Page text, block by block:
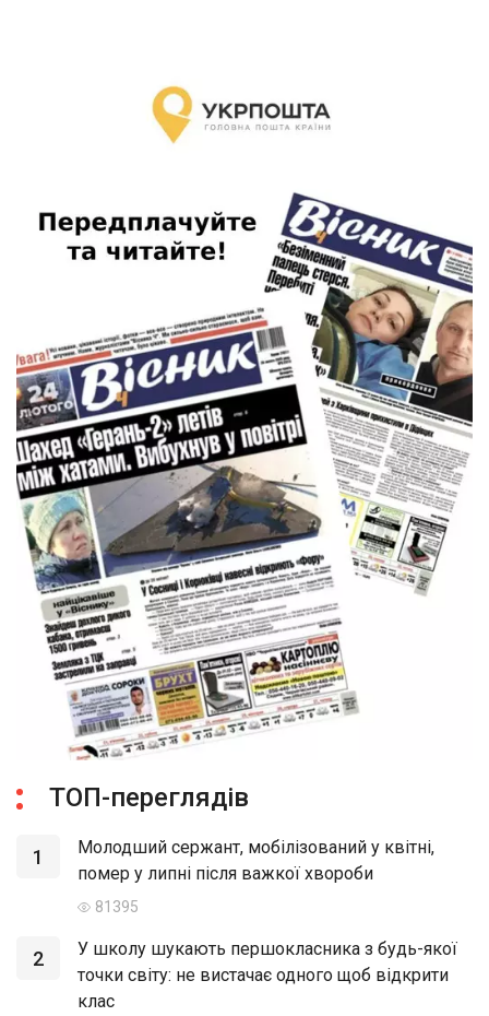
ТОП-переглядів
1
Молодший сержант, мобілізований у квітні,
помер у липні після важкої хвороби
81395
2
У школу шукають першокласника з будь-якої
точки світу: не вистачає одного щоб відкрити
клас